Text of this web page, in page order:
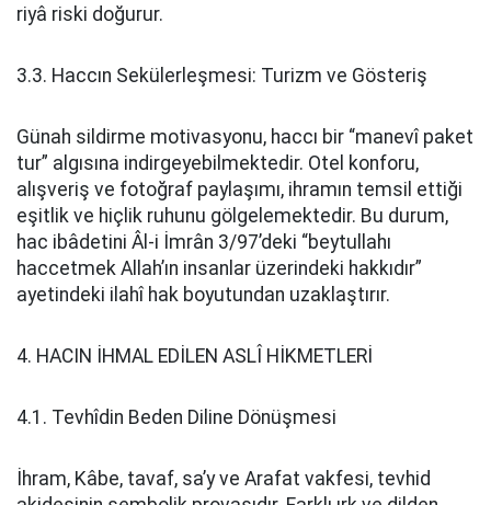
riyâ riski doğurur.
3.3. Haccın Sekülerleşmesi: Turizm ve Gösteriş
Günah sildirme motivasyonu, haccı bir “manevî paket
tur” algısına indirgeyebilmektedir. Otel konforu,
alışveriş ve fotoğraf paylaşımı, ihramın temsil ettiği
eşitlik ve hiçlik ruhunu gölgelemektedir. Bu durum,
hac ibâdetini Âl-i İmrân 3/97’deki “beytullahı
haccetmek Allah’ın insanlar üzerindeki hakkıdır”
ayetindeki ilahî hak boyutundan uzaklaştırır.
4. HACIN İHMAL EDİLEN ASLÎ HİKMETLERİ
4.1. Tevhîdin Beden Diline Dönüşmesi
İhram, Kâbe, tavaf, sa’y ve Arafat vakfesi, tevhid